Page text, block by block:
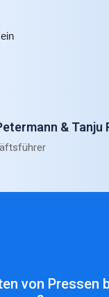
& Tanju
von Pressen